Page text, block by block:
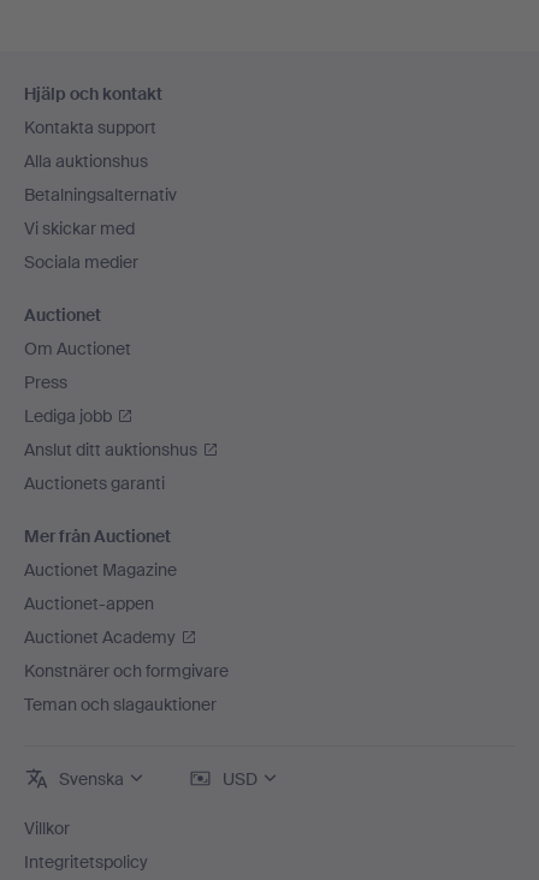
Hjälp och kontakt
Kontakta support
Alla auktionshus
Betalningsalternativ
Vi skickar med
Sociala medier
Auctionet
Om Auctionet
Press
Lediga jobb
Anslut ditt auktionshus
Auctionets garanti
Mer från Auctionet
Auctionet Magazine
Auctionet-appen
Auctionet Academy
Konstnärer och formgivare
Teman och slagauktioner
Svenska USD
Villkor
Integritetspolicy